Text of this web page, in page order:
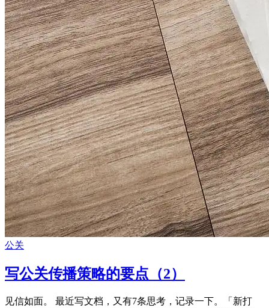
公关
写公关传播策略的要点（2）
见信如面。 最近写文档，又有7条思考，记录一下。「新打